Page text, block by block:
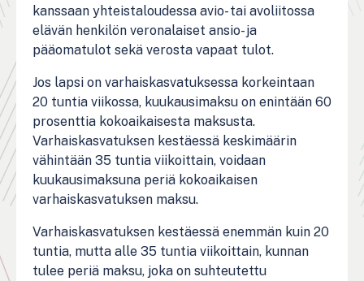
kanssaan yhteistaloudessa avio- tai avoliitossa
elävän henkilön veronalaiset ansio- ja
pääomatulot sekä verosta vapaat tulot.
Jos lapsi on varhaiskasvatuksessa korkeintaan
20 tuntia viikossa, kuukausimaksu on enintään 60
prosenttia kokoaikaisesta maksusta.
Varhaiskasvatuksen kestäessä keskimäärin
vähintään 35 tuntia viikoittain, voidaan
kuukausimaksuna periä kokoaikaisen
varhaiskasvatuksen maksu.
Varhaiskasvatuksen kestäessä enemmän kuin 20
tuntia, mutta alle 35 tuntia viikoittain, kunnan
tulee periä maksu, joka on suhteutettu